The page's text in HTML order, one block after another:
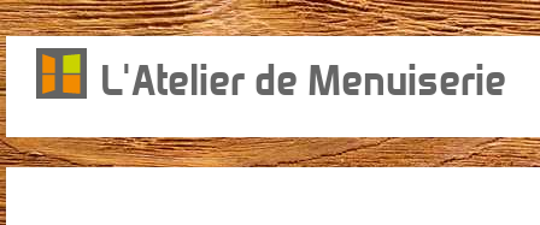
L'Atelier de Menuiserie